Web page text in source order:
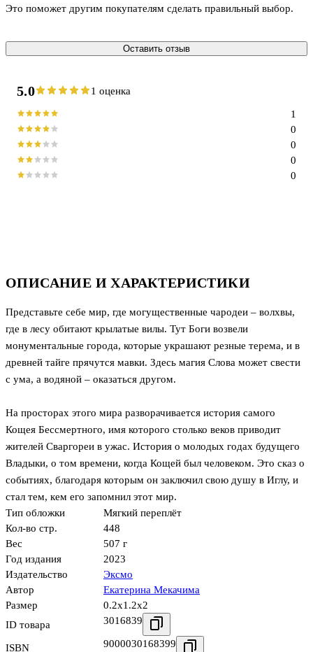
ОПИСАНИЕ И ХАРАКТЕРИСТИКИ
Представьте себе мир, где могущественные чародеи – волхвы,
где в лесу обитают крылатые вилы. Тут Боги возвели
монументальные города, которые украшают резные терема, и в
древней тайге прячутся мавки. Здесь магия Слова может свести
с ума, а водяной – оказаться другом.
На просторах этого мира разворачивается история самого
Кощея Бессмертного, имя которого столько веков приводит
жителей Сваргореи в ужас. История о молодых годах будущего
Владыки, о том времени, когда Кощей был человеком. Это сказ о
событиях, благодаря которым он заключил свою душу в Иглу, и
стал тем, кем его запомнил этот мир.
Тип обложки
Мягкий переплёт
Кол-во стр.
448
Вес
507 г
Год издания
2023
Издательство
Эксмо
Автор
Екатерина Мекачима
Размер
0.2x1.2x2
ID товара
3016839
ISBN 9000030168399
Это поможет другим покупателям сделать правильный выбор.
Оставить отзыв
5.0 1 оценка
0
0
0
0
1